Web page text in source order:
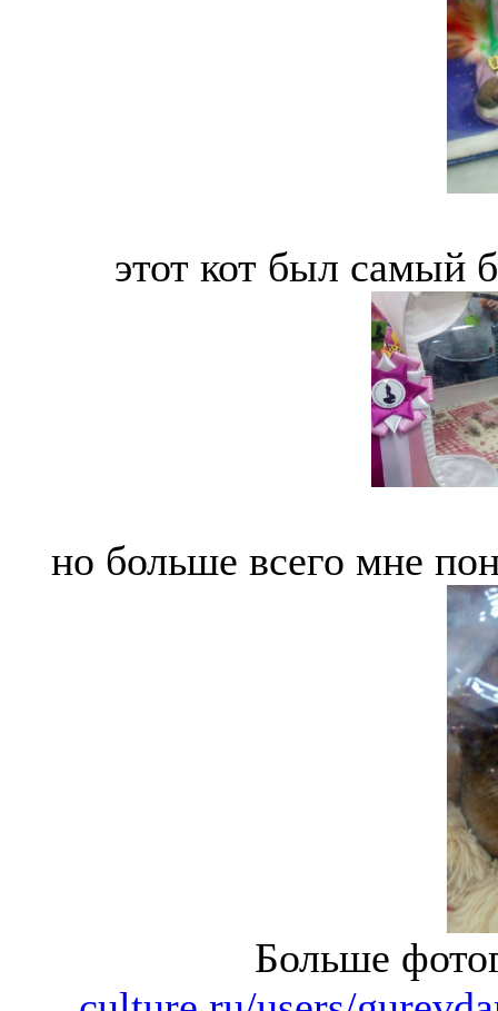
этот кот был самый
но больше всего мне
Больше